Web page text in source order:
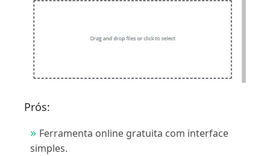
Prós:
Ferramenta online gratuita com interface
simples.